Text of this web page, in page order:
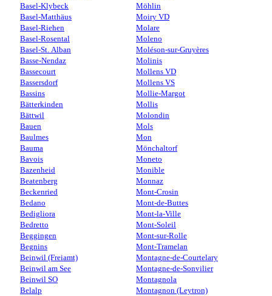
Basel-Klybeck
Basel-Matthäus
Basel-Riehen
Basel-Rosental
Basel-St. Alban
Basse-Nendaz
Bassecourt
Bassersdorf
Bassins
Bätterkinden
Bättwil
Bauen
Baulmes
Bauma
Bavois
Bazenheid
Beatenberg
Beckenried
Bedano
Bedigliora
Bedretto
Beggingen
Begnins
Beinwil (Freiamt)
Beinwil am See
Beinwil SO
Belalp
Möhlin
Moiry VD
Molare
Moleno
Moléson-sur-Gruyères
Molinis
Mollens VD
Mollens VS
Mollie-Margot
Mollis
Molondin
Mols
Mon
Mönchaltorf
Moneto
Monible
Monnaz
Mont-Crosin
Mont-de-Buttes
Mont-la-Ville
Mont-Soleil
Mont-sur-Rolle
Mont-Tramelan
Montagne-de-Courtelary
Montagne-de-Sonvilier
Montagnola
Montagnon (Leytron)